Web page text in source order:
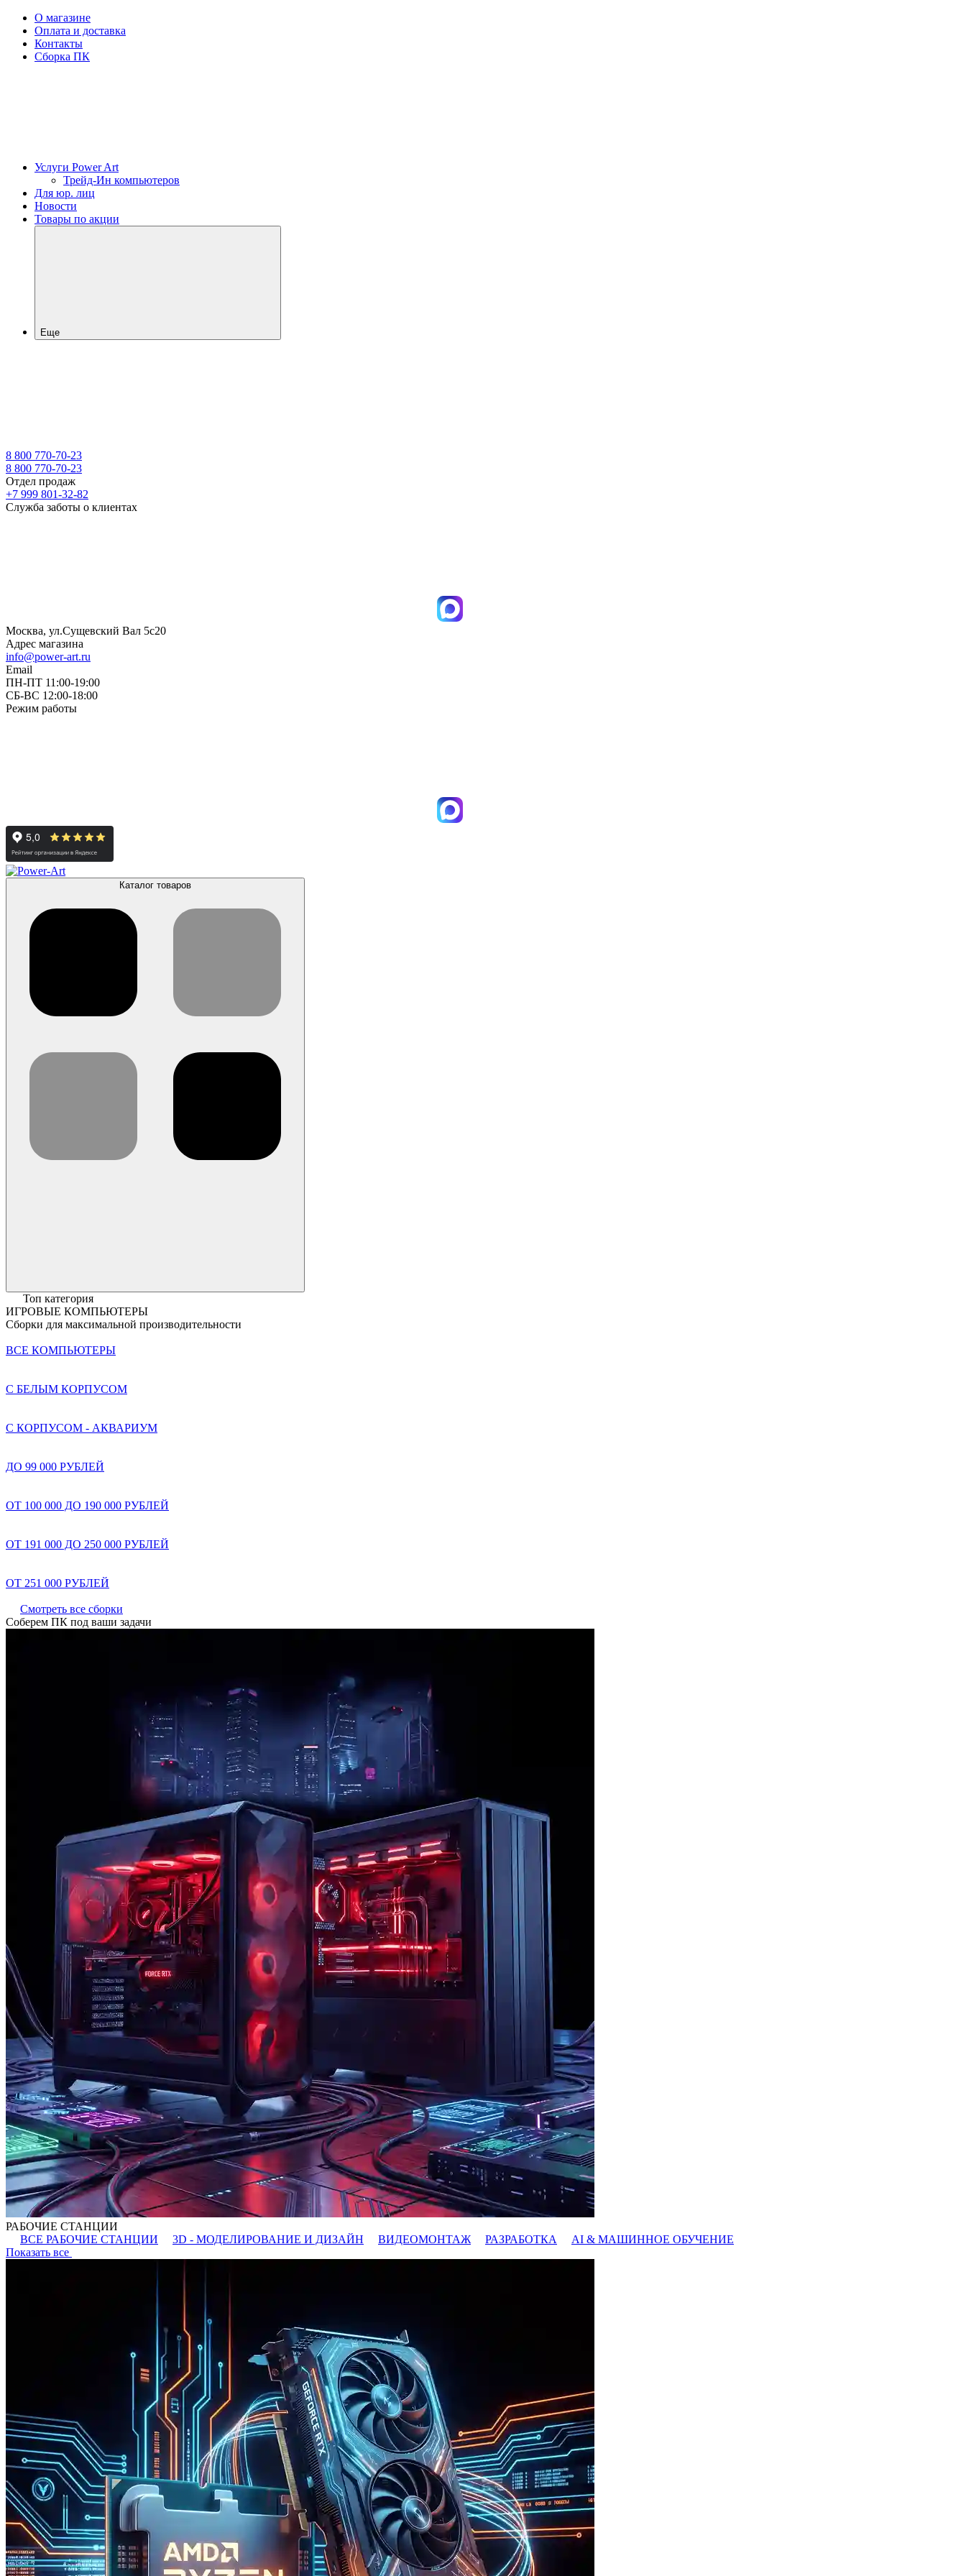
О магазине
Оплата и доставка
Контакты
Сборка ПК
Услуги Power Art
Трейд-Ин компьютеров
Для юр. лиц
Новости
Товары по акции
Еще
8 800 770-70-23
8 800 770-70-23
Отдел продаж
+7 999 801-32-82
Служба заботы о клиентах
Москва, ул.Сущевский Вал 5с20
Адрес магазина
info@power-art.ru
Email
ПН-ПТ 11:00-19:00
СБ-ВС 12:00-18:00
Режим работы
Каталог товаров
Топ категория
ИГРОВЫЕ КОМПЬЮТЕРЫ
Сборки для максимальной производительности
ВСЕ КОМПЬЮТЕРЫ
С БЕЛЫМ КОРПУСОМ
С КОРПУСОМ - АКВАРИУМ
ДО 99 000 РУБЛЕЙ
ОТ 100 000 ДО 190 000 РУБЛЕЙ
ОТ 191 000 ДО 250 000 РУБЛЕЙ
ОТ 251 000 РУБЛЕЙ
Смотреть все сборки
Соберем ПК под ваши задачи
РАБОЧИЕ СТАНЦИИ
ВСЕ РАБОЧИЕ СТАНЦИИ
3D - МОДЕЛИРОВАНИЕ И ДИЗАЙН ВИДЕОМОНТАЖ РАЗРАБОТКА
AI & МАШИННОЕ ОБУЧЕНИЕ
Показать все